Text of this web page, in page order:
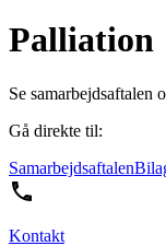
Palliation
Se samarbejdsaftalen
Gå direkte til:
Samarbejdsaftalen
Kontakt